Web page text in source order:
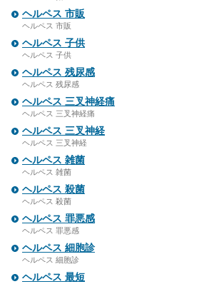
ヘルペス 市販
ヘルペス 市販
ヘルペス 子供
ヘルペス 子供
ヘルペス 残尿感
ヘルペス 残尿感
ヘルペス 三叉神経痛
ヘルペス 三叉神経痛
ヘルペス 三叉神経
ヘルペス 三叉神経
ヘルペス 雑菌
ヘルペス 雑菌
ヘルペス 殺菌
ヘルペス 殺菌
ヘルペス 罪悪感
ヘルペス 罪悪感
ヘルペス 細胞診
ヘルペス 細胞診
ヘルペス 最短